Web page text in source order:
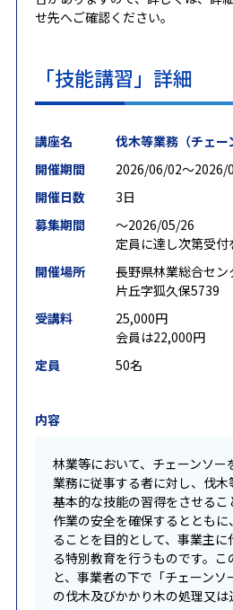
せ先へご確認ください。
「技能講習」詳細
講座名
伐木等業務（チェ
開催期間
2026/06/02〜2026/
開催日数
3日
募集期間
〜2026/05/26
定員に達し次第受付
開催場所
長野県林業総合セ
片丘字狐久保5739
受講料
25,000円
会員は22,000円
定員
50名
内容
林業等において、チェーンソー
業務に従事する者に対し、伐木
基本的な技能の習得をさせるこ
作業の安全を確保するととも
ることを目的として、事業主に
る特別教育を行うものです。
と、事業者の下で「チェーン
の伐木及びかかり木の処理又は